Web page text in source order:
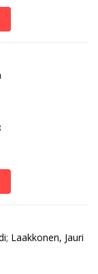
; Laakkonen, Jauri